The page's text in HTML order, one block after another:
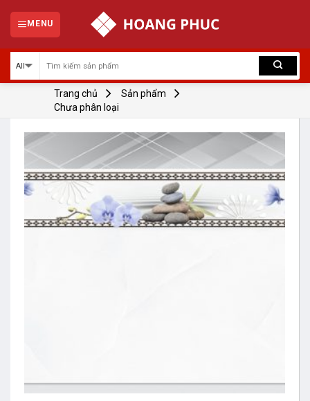
content
MENU
Trang chủ
Sản phẩm
Chưa phân loại